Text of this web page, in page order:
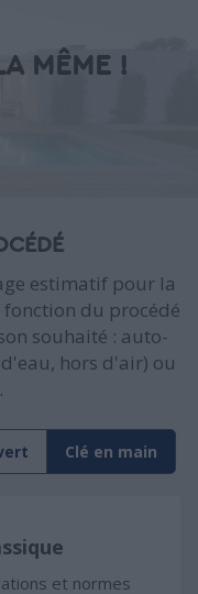
MÊME !
estimatif pour la
du procédé
souhaité : auto-
hors d'air) ou
Clé en main
et normes